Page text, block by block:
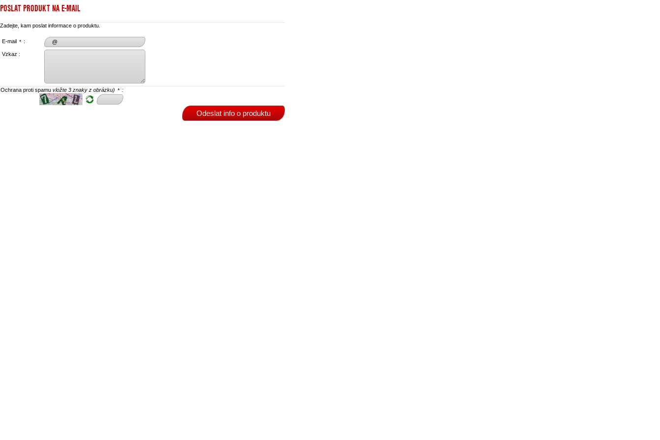
POSLAT PRODUKT NA E-MAIL
Zadejte, kam poslat informace o produktu.
E-mail * :
Vzkaz :
Ochrana proti spamu vložte 3 znaky z obrázku) * :